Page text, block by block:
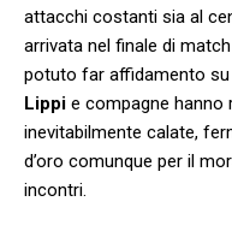
attacchi costanti sia al
arrivata nel finale di
potuto far affidamento su
Lippi e compagne hanno
inevitabilmente calate,
d’oro comunque per il
incontri.